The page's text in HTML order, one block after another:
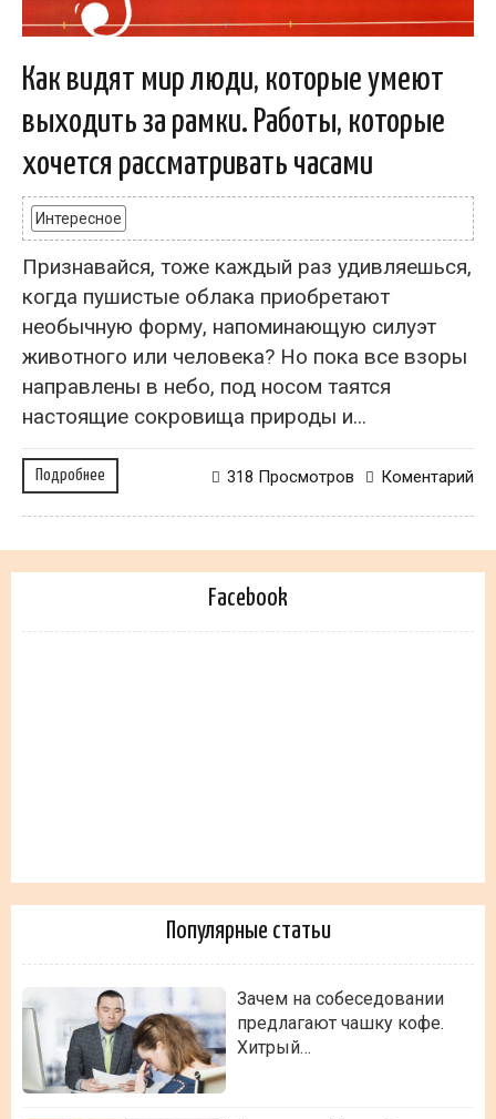
Как видят мир люди, которые умеют
выходить за рамки. Работы, которые
хочется рассматривать часами
Интересное
Признавайся, тоже каждый раз удивляешься,
когда пушистые облака приобретают
необычную форму, напоминающую силуэт
животного или человека? Но пока все взоры
направлены в небо, под носом таятся
настоящие сокровища природы и...
Подробнее Коментарий
318 Просмотров
Facebook
Популярные статьи
Зачем на собеседовании
предлагают чашку кофе.
Хитрый…